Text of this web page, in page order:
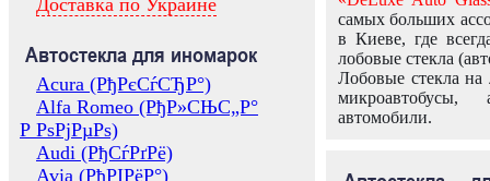
Доставка по Украине
Автостекла для иномарок
Acura (РђРєСѓСЂР°)
Alfa Romeo (РђР»СЊС„Р°
Р РѕРјРµРѕ)
Audi (РђСѓРґРё)
Avia (РђРІРёР°)
самых больших
в Киеве, где
лобовые стекла
Лобовые стекла на
микроавтобусы,
автомобили.